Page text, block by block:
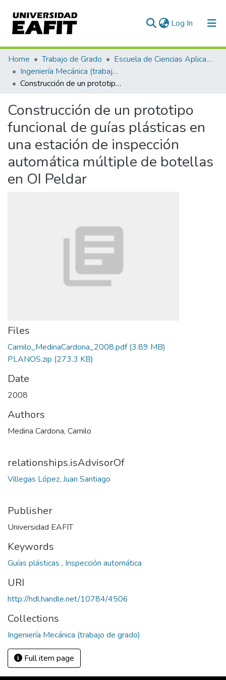
Log In (current)
Communities & Collections
All of DSpace
Home Trabajo de Grado
Escuela de Ciencias Aplicadas e Ingeniería
Ingeniería Mecánica (trabajo de grado)
Construcción de un prototipo funcional de guías plásticas en una estación de inspección automática múltiple de botellas en OI Peldar
Construcción de un prototipo
funcional de guías plásticas en
una estación de inspección
automática múltiple de botellas
en OI Peldar
Files
Camilo_MedinaCardona_2008.pdf(3.89 MB)
PLANOS.zip (273.3 KB)
Date
2008
Authors
Medina Cardona, Camilo
relationships.isAdvisorOf
Villegas López, Juan Santiago
Publisher
Universidad EAFIT
Keywords
Guías plásticas , Inspección automática
URI
http://hdl.handle.net/10784/4506
Collections
Ingeniería Mecánica (trabajo de grado)
Full item page